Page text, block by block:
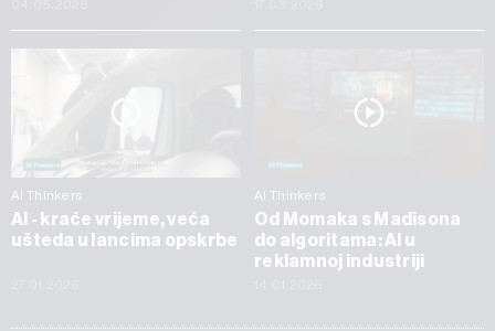
AI Thinkers
AI - kraće vrijeme, veća
ušteda u lancima opskrbe
AI Thinkers
Od Momaka s Madisona
do algoritama: AI u
reklamnoj industriji